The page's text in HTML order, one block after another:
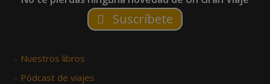
Suscríbete
– Nuestros libros
– Pódcast de viajes